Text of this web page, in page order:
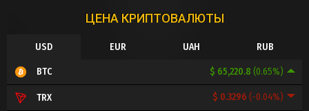
ЦЕНА КРИПТОВАЛЮТЫ
USD EUR UAH RUB
$ 65,220.8 (0.65%)
BTC
$ 0.3296 (-0.04%)
TRX